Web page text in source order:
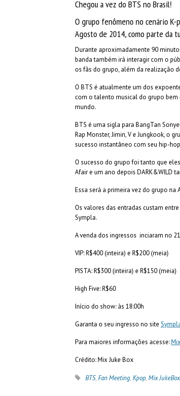
Chegou a vez do BTS no Brasil!
O grupo fenômeno no cenário K-
Agosto de 2014, como parte da
Durante aproximadamente 90
banda também irá interagir com o
os fãs do grupo, além da realização
O BTS é atualmente um dos
com o talento musical do grupo
mundo.
BTS é uma sigla para BangTan
Rap Monster, Jimin, V e Jungkook, o
sucesso instantâneo com seu hip-
O sucesso do grupo foi tanto que
Afair e um ano depois DARK&WILD
Essa será a primeira vez do grupo na
Os valores das entradas custam
Sympla.
A venda dos ingressos inciaram no
VIP: R$400 (inteira) e R$200 (meia)
PISTA: R$300 (inteira) e R$150 (meia)
High Five: R$60
Início do show: às 18:00h
Garanta o seu ingresso no site
Para maiores informações acesse:
Crédito: Mix Juke Box
BTS,Fan Meeting,Kpop,Mix JukeBox